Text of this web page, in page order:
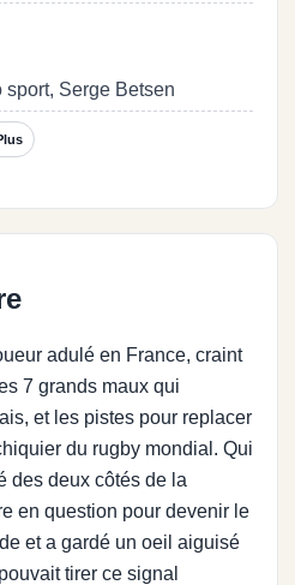
sport, Serge Betsen
adulé en France, craint
7 grands maux qui
et les pistes pour replacer
du rugby mondial. Qui
des deux côtés de la
en question pour devenir le
et a gardé un oeil aiguisé
tirer ce signal